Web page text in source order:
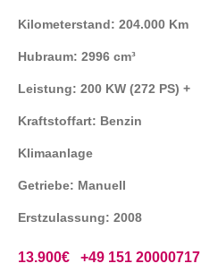
Kilometerstand: 204.000 Km
Hubraum: 2996 cm³
Leistung: 200 KW (272 PS) +
Kraftstoffart: Benzin
Klimaanlage
Getriebe: Manuell
Erstzulassung: 2008
13.900€ +49 151 20000717